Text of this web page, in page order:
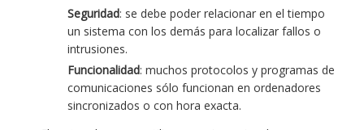
Seguridad: se debe poder relacionar en el tiempo
un sistema con los demás para localizar fallos o
intrusiones.
Funcionalidad: muchos protocolos y programas de
comunicaciones sólo funcionan en ordenadores
sincronizados o con hora exacta.